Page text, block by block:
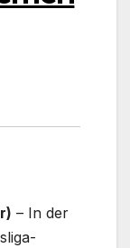
– In der